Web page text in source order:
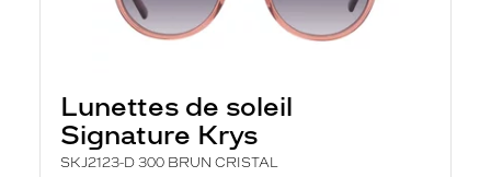
Lunettes de soleil
Signature Krys
SKJ2123-D 300 BRUN CRISTAL